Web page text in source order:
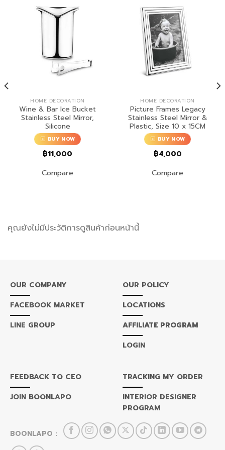
HOME DECORATION
Wine & Bar Ice Bucket
Stainless Steel Mirror,
Silicone
BUY NOW
฿11,000
Compare
HOME DECORATION
Picture Frames Legacy
Stainless Steel Mirror &
Plastic, Size 10 x 15CM
BUY NOW
฿4,000
Compare
คุณยังไม่มีประวัติการดูสินค้าก่อนหน้านี้
OUR COMPANY
FACEBOOK MARKET
LINE GROUP
OUR POLICY
LOCATIONS
AFFILIATE PROGRAM
LOGIN
FEEDBACK TO CEO
JOIN BOONLAPO
TRACKING MY ORDER
INTERIOR DESIGNER
PROGRAM
BOONLAPO :